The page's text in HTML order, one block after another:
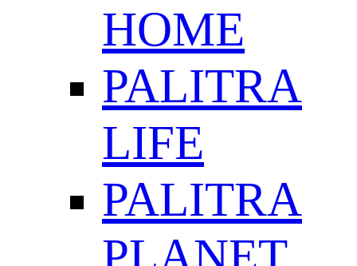
HOME
PALITRA
LIFE
PALITRA